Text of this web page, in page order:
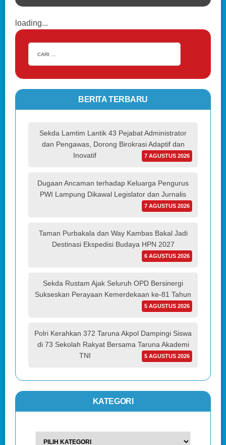
loading...
BERITA TERBARU
Sekda Lamtim Lantik 43 Pejabat Administrator
dan Pengawas, Dorong Birokrasi Adaptif dan
Inovatif
7 AGUSTUS 2026
Dugaan Ancaman terhadap Keluarga Pengurus
PWI Lampung Dikawal Legislator dan Jurnalis
7 AGUSTUS 2026
Taman Purbakala dan Way Kambas Bakal Jadi
Destinasi Ekspedisi Budaya HPN 2027
6 AGUSTUS 2026
Sekda Rustam Ajak Seluruh OPD Bersinergi
Sukseskan Perayaan Kemerdekaan ke-81 Tahun
5 AGUSTUS 2026
Polri Kerahkan 372 Taruna Akpol Dampingi Siswa
di 73 Sekolah Rakyat Bersama Taruna Akademi
TNI
5 AGUSTUS 2026
KATEGORI